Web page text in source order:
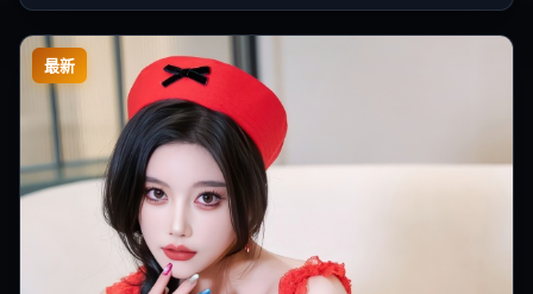
最新